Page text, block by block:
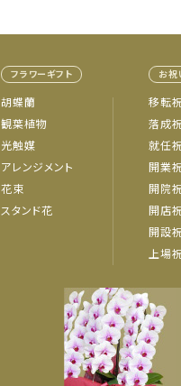
フラワーギフト
胡蝶蘭
観葉植物
光触媒
アレンジメント
花束
スタンド花
お祝
移転
落成
就任
開業
開院
開店
開設
上場